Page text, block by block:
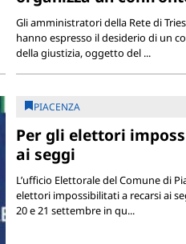
Gli amministratori della Rete di
hanno espresso il desiderio di un
della giustizia, oggetto del ...
PIACENZA
Per gli elettori
ai seggi
L’ufficio Elettorale del Comune di
elettori impossibilitati a recarsi ai
20 e 21 settembre in qu...